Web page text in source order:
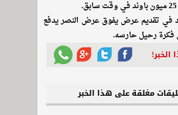
في تقديم عرض يفوق عرض النصر يدفع
فكرة رحيل حارسه.
مغلقة على هذا الخبر